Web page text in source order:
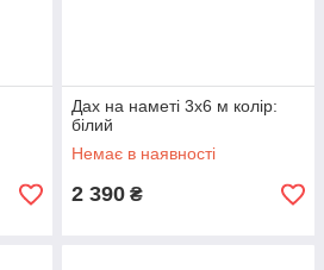
Дах на наметі 3x6 м колір:
білий
Немає в наявності
2 390 ₴